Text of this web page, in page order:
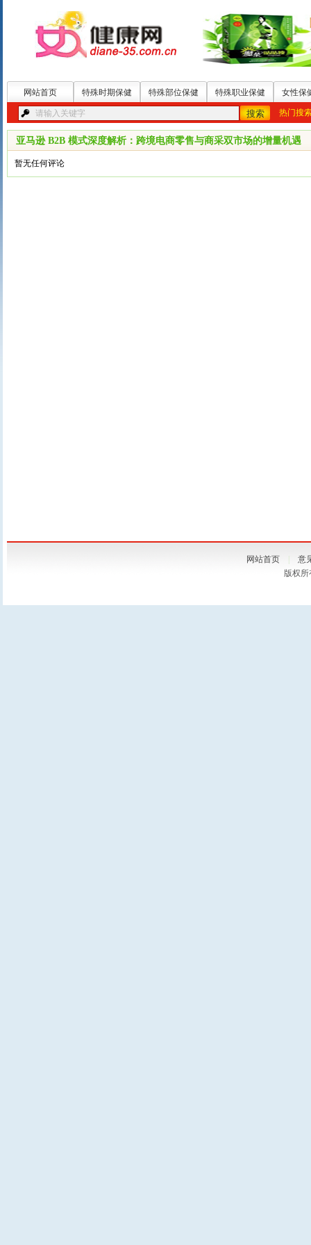
网站首页 特殊时期保健 特殊部位保健 特殊职业保健 女性保
热门搜
亚马逊 B2B 模式深度解析：跨境电商零售与商采双市场的增量机遇
暂无任何评论
网站首页
意
版权